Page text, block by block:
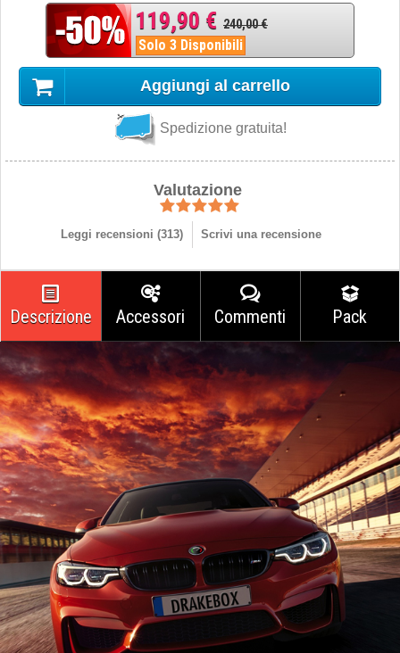
119,90 € 240,00 €
Solo 3 Disponibili
Aggiungi al carrello
Spedizione gratuita!
Valutazione
Leggi recensioni (313) Scrivi una recensione
Descrizione Accessori Commenti Pack